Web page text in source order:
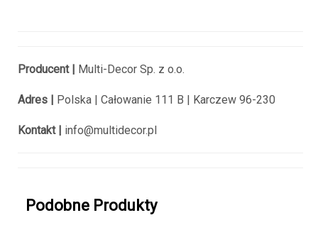
Producent | Multi-Decor Sp. z o.o.
Adres | Polska |Całowanie 111 B | Karczew 96-230
Kontakt | info@multidecor.pl
Podobne Produkty